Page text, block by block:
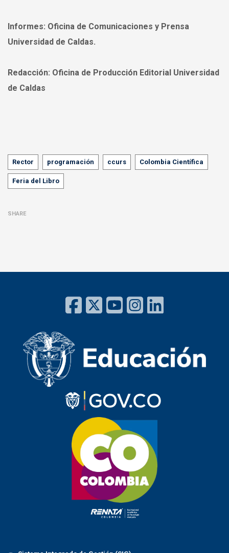
Informes: Oficina de Comunicaciones y Prensa
Universidad de Caldas.
Redacción: Oficina de Producción Editorial Universidad
de Caldas
Tags
Rector programación ccurs Colombia Científica
Feria del Libro
SHARE